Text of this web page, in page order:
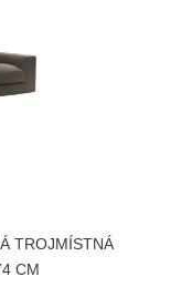
TROJMÍSTNÁ
CM